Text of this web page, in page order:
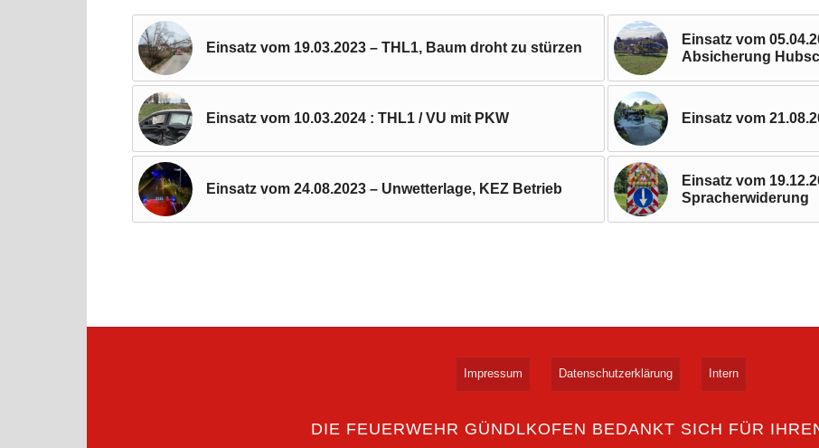
Einsatz vom 19.03.2023 – THL1, Baum droht zu stürzen
Einsatz vom
Absicherung
Einsatz vom 10.03.2024 : THL1 / VU mit PKW Einsatz vom
Einsatz vom 24.08.2023 – Unwetterlage, KEZ Betrieb
Einsatz vom
Spracherwiderung
Impressum Datenschutzerklärung Intern
DIE FEUERWEHR GÜNDLKOFEN BEDANKT SICH FÜR